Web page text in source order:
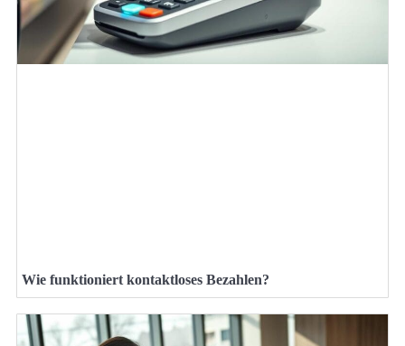
Wie funktioniert kontaktloses Bezahlen?